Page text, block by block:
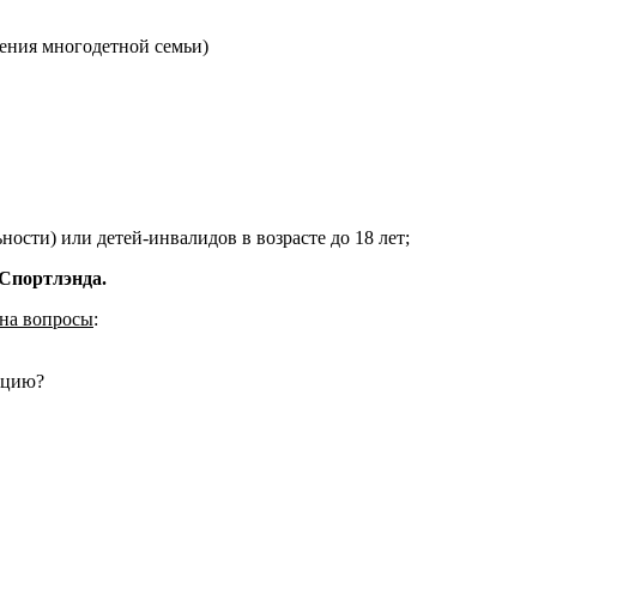
многодетной семьи)
или детей-инвалидов в возрасте до 18 лет;
вопросы: